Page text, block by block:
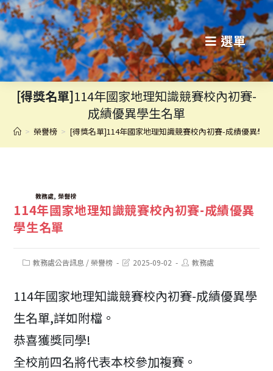
跳
轉
至
主
選單
[得獎名單]114年國家地理知識競賽校內初賽-
成績優異學生名單
> 榮譽榜 > [得獎名單]114年國家地理知識競賽校內初賽-成績優異學
TAGS:教務處, 榮譽榜
114年國家地理知識競賽校內初賽-成績優異
學生名單
Post教務處公告訊息 / 榮譽榜
Post2025-09-02
Post教務處
114年國家地理知識競賽校內初賽-成績優異學
生名單,詳如附檔。
恭喜獲獎同學!
全校前四名將代表本校參加複賽。